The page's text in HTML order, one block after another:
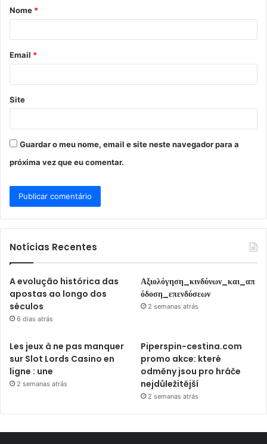
r
*
Nome *
Email *
Site
Guardar o meu nome, email e site neste navegador para a
próxima vez que eu comentar.
Notícias Recentes
A evolução histórica das
apostas ao longo dos
séculos
6 dias atrás
Αξιολόγηση_κινδύνων_και_απ
όδοση_επενδύσεων
2 semanas atrás
Les jeux à ne pas manquer
sur Slot Lords Casino en
ligne : une
2 semanas atrás
Piperspin-cestina.com
promo akce: které
odměny jsou pro hráče
nejdůležitější
2 semanas atrás